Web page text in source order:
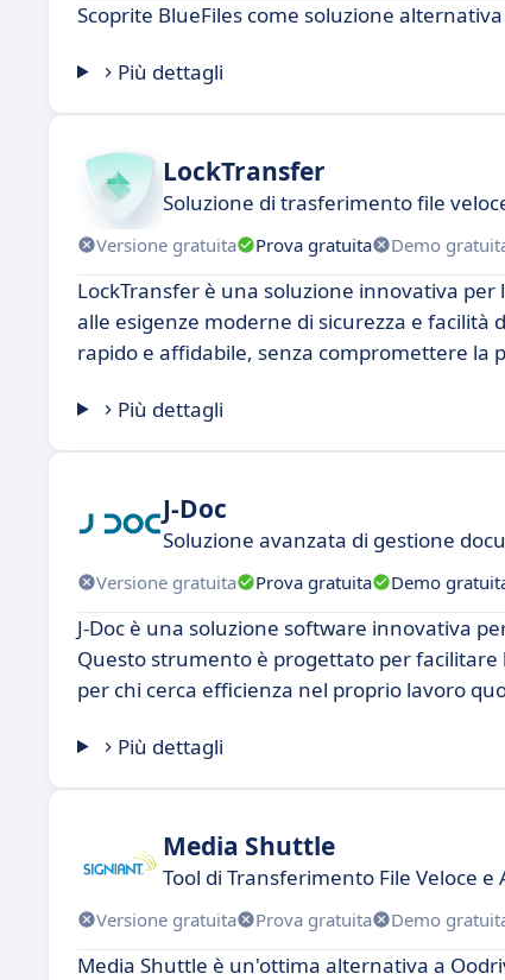
Scoprite BlueFiles come soluzione
Più dettagli
LockTransfer
Soluzione di trasferimento file
Versione gratuita Prova gratuita Demo
LockTransfer è una soluzione innovativa
alle esigenze moderne di sicurezza e
rapido e affidabile, senza compromettere la
Più dettagli
J-Doc
Soluzione avanzata di gestione
Versione gratuita Prova gratuita Demo
J-Doc è una soluzione software innovativa
Questo strumento è progettato per
per chi cerca efficienza nel proprio lavoro
Più dettagli
Media Shuttle
Tool di Transferimento File Veloce e
Versione gratuita Prova gratuita Demo
Media Shuttle è un'ottima alternativa a